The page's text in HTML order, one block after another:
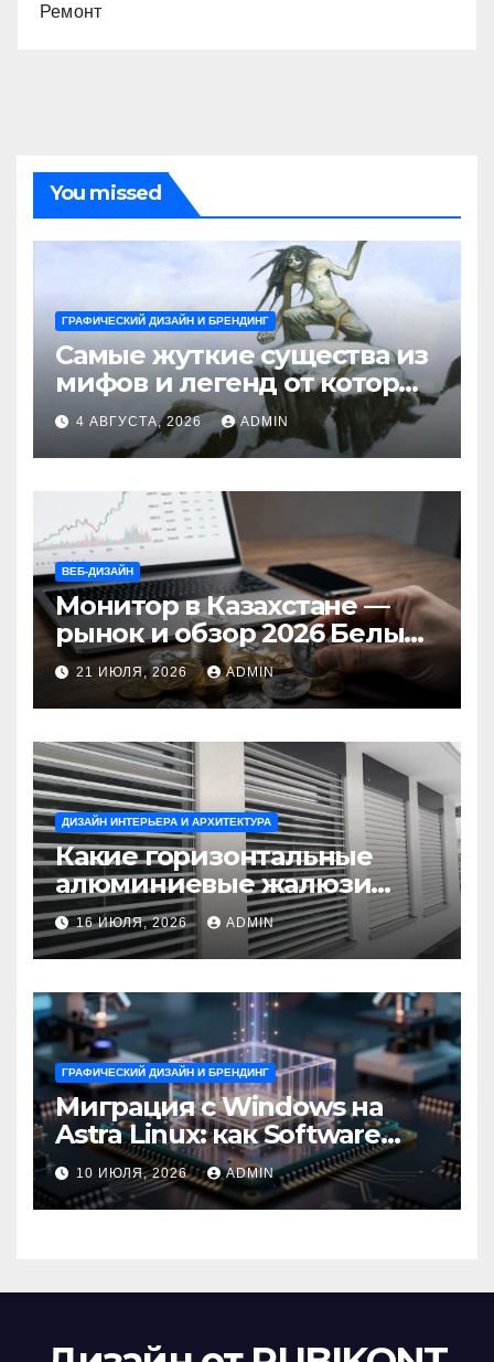
Ремонт
You missed
ГРАФИЧЕСКИЙ ДИЗАЙН И БРЕНДИНГ
Самые жуткие существа из
мифов и легенд от которых
стынет кровь
4 АВГУСТА, 2026 ADMIN
ВЕБ-ДИЗАЙН
Монитор в Казахстане —
рынок и обзор 2026 Белый
Ветер Shop.kz
21 ИЮЛЯ, 2026 ADMIN
ДИЗАЙН ИНТЕРЬЕРА И АРХИТЕКТУРА
Какие горизонтальные
алюминиевые жалюзи
выбрать для окон?
16 ИЮЛЯ, 2026 ADMIN
ГРАФИЧЕСКИЙ ДИЗАЙН И БРЕНДИНГ
Миграция с Windows на
Astra Linux: как Software
Group успешно перешла на
отечественную ОС
10 ИЮЛЯ, 2026 ADMIN